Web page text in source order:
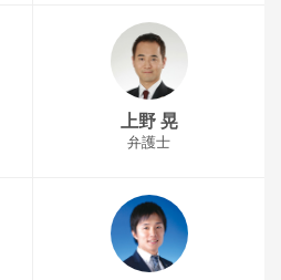
上野 晃
弁護士